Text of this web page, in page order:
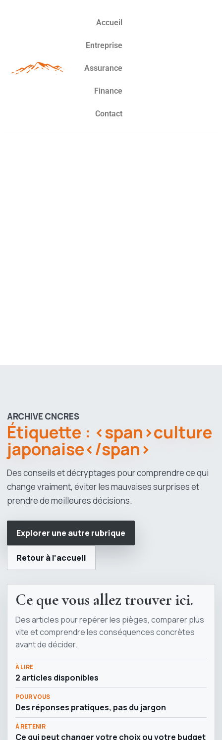
Accueil
Entreprise
Assurance
Finance
Contact
ARCHIVE CNCRES
Étiquette : <span>culture
japonaise</span>
Des conseils et décryptages pour comprendre ce qui
change vraiment, éviter les mauvaises surprises et
prendre de meilleures décisions.
Explorer une autre rubrique
Retour à l’accueil
Ce que vous allez trouver ici.
Des articles pour repérer les pièges, comparer plus
vite et comprendre les conséquences concrètes
avant de décider.
À LIRE
2 articles disponibles
POUR VOUS
Des réponses pratiques, pas du jargon
À RETENIR
Ce qui peut changer votre choix ou votre budget